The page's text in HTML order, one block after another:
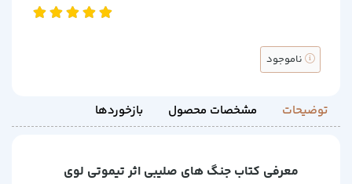
ناموجود
توضیحات مشخصات محصول بازخوردها
معرفی کتاب جنگ های صلیبی اثر تیموتی لوی